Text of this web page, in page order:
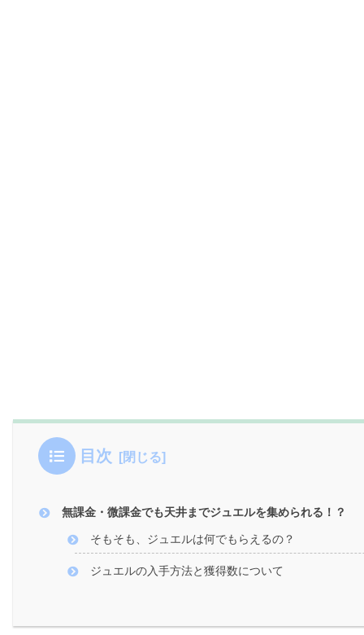
目次
無課金・微課金でも天井までジュエルを集められる！？
そもそも、ジュエルは何でもらえるの？
ジュエルの入手方法と獲得数について